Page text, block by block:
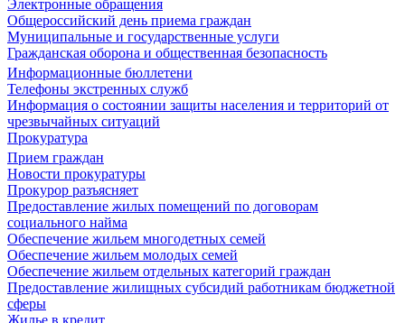
Электронные обращения
Общероссийский день приема граждан
Муниципальные и государственные услуги
Гражданская оборона и общественная безопасность
Информационные бюллетени
Телефоны экстренных служб
Информация о состоянии защиты населения и территорий от
чрезвычайных ситуаций
Прокуратура
Прием граждан
Новости прокуратуры
Прокурор разъясняет
Предоставление жилых помещений по договорам
социального найма
Обеспечение жильем многодетных семей
Обеспечение жильем молодых семей
Обеспечение жильем отдельных категорий граждан
Предоставление жилищных субсидий работникам бюджетной
сферы
Жилье в кредит